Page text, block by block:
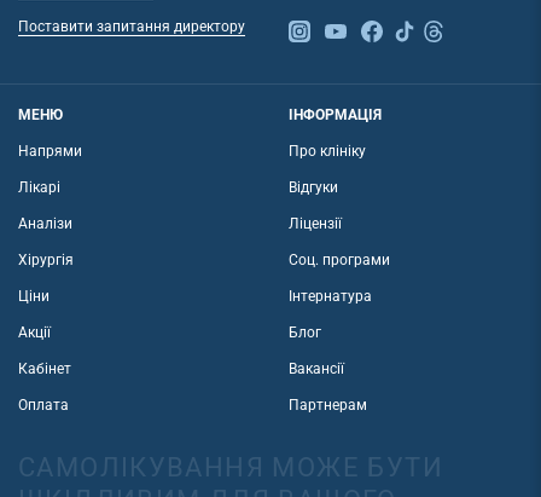
Поставити запитання директору
МЕНЮ
Напрями
Лікарі
Аналізи
Хірургія
Ціни
Акції
Кабінет
Оплата
ІНФОРМАЦІЯ
Про клініку
Відгуки
Ліцензії
Соц. програми
Інтернатура
Блог
Вакансії
Партнерам
САМОЛІКУВАННЯ МОЖЕ БУТИ